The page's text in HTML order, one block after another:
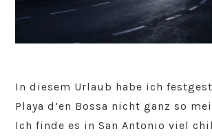
In diesem Urlaub habe ich
Playa d’en Bossa nicht ganz so
Ich finde es in San Antonio viel